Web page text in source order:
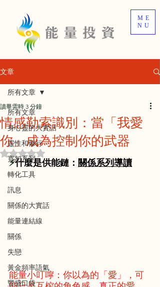
ME
NU
文章
所有文章
身心靈的大實話
靈性和修行
寬恕系列
轉化工具
訊息
關係的大實話
能量連結線
關係
失戀
黃金頻率語氣
豐盛口袋
所有文章
情感勒索識別：當「我愛
你」成為控制你的武器
讀畢需時 3 分鐘
評等為 NaN（最高為 5 顆星）。
⚡什麼是供能鏈： 關係系列導讀
能量小叮嚀： 你以為的「愛」，可